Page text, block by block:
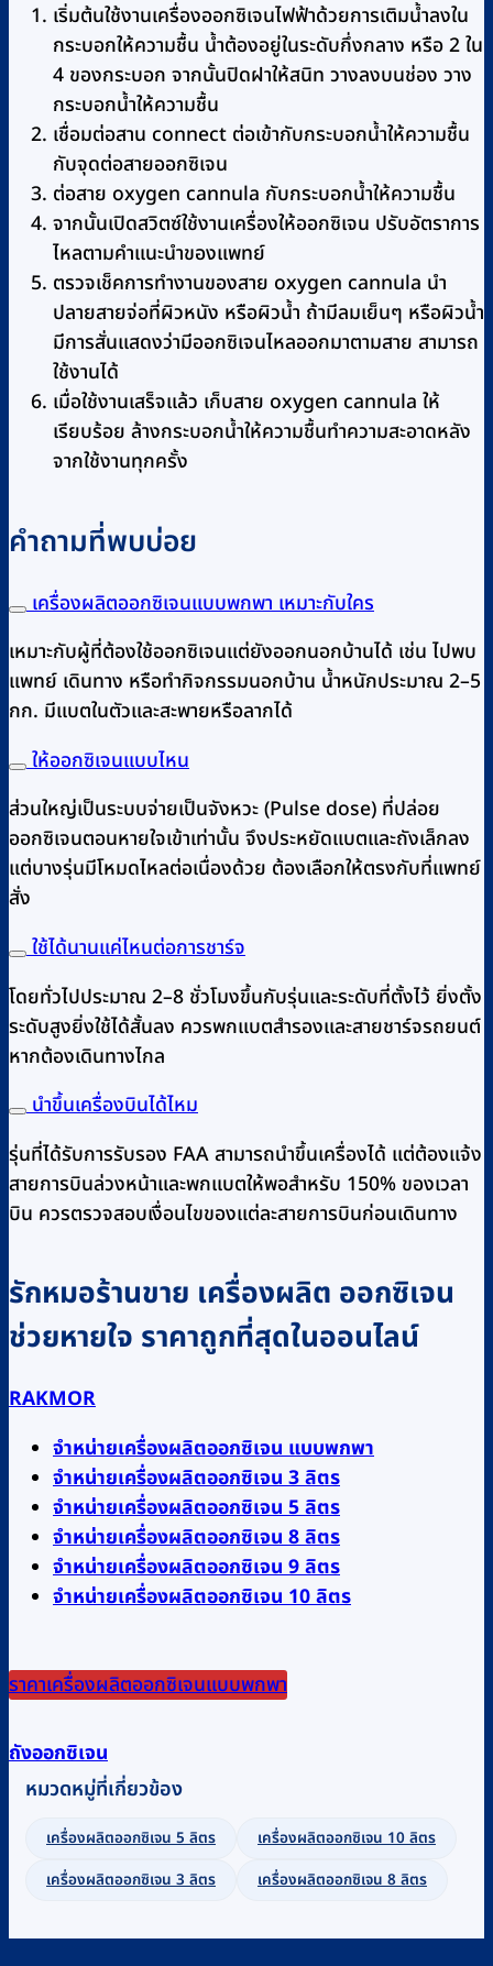
เริ่มต้นใช้งานเครื่องออกซิเจนไฟฟ้าด้วยการเติมน้ำลงใน
กระบอกให้ความชื้น น้ำต้องอยู่ในระดับกึ่งกลาง หรือ 2 ใน
4 ของกระบอก จากนั้นปิดฝาให้สนิท วางลงบนช่อง วาง
กระบอกน้ำให้ความชื้น
เชื่อมต่อสาน connect ต่อเข้ากับกระบอกน้ำให้ความชื้น
กับจุดต่อสายออกซิเจน
ต่อสาย oxygen cannula กับกระบอกน้ำให้ความชื้น
จากนั้นเปิดสวิตซ์ใช้งานเครื่องให้ออกซิเจน ปรับอัตราการ
ไหลตามคำแนะนำของแพทย์
ตรวจเช็คการทำงานของสาย oxygen cannula นำ
ปลายสายจ่อที่ผิวหนัง หรือผิวน้ำ ถ้ามีลมเย็นๆ หรือผิวน้ำ
มีการสั่นแสดงว่ามีออกซิเจนไหลออกมาตามสาย สามารถ
ใช้งานได้
เมื่อใช้งานเสร็จแล้ว เก็บสาย oxygen cannula ให้
เรียบร้อย ล้างกระบอกน้ำให้ความชื้นทำความสะอาดหลัง
จากใช้งานทุกครั้ง
คำถามที่พบบ่อย
เครื่องผลิตออกซิเจนแบบพกพา เหมาะกับใคร
เหมาะกับผู้ที่ต้องใช้ออกซิเจนแต่ยังออกนอกบ้านได้ เช่น ไปพบ
แพทย์ เดินทาง หรือทำกิจกรรมนอกบ้าน น้ำหนักประมาณ 2–5
กก. มีแบตในตัวและสะพายหรือลากได้
ให้ออกซิเจนแบบไหน
ส่วนใหญ่เป็นระบบจ่ายเป็นจังหวะ (Pulse dose) ที่ปล่อย
ออกซิเจนตอนหายใจเข้าเท่านั้น จึงประหยัดแบตและถังเล็กลง
แต่บางรุ่นมีโหมดไหลต่อเนื่องด้วย ต้องเลือกให้ตรงกับที่แพทย์
สั่ง
ใช้ได้นานแค่ไหนต่อการชาร์จ
โดยทั่วไปประมาณ 2–8 ชั่วโมงขึ้นกับรุ่นและระดับที่ตั้งไว้ ยิ่งตั้ง
ระดับสูงยิ่งใช้ได้สั้นลง ควรพกแบตสำรองและสายชาร์จรถยนต์
หากต้องเดินทางไกล
นำขึ้นเครื่องบินได้ไหม
รุ่นที่ได้รับการรับรอง FAA สามารถนำขึ้นเครื่องได้ แต่ต้องแจ้ง
สายการบินล่วงหน้าและพกแบตให้พอสำหรับ 150% ของเวลา
บิน ควรตรวจสอบเงื่อนไขของแต่ละสายการบินก่อนเดินทาง
รักหมอร้านขาย เครื่องผลิต ออกซิเจน
ช่วยหายใจ ราคาถูกที่สุดในออนไลน์
RAKMOR
จำหน่ายเครื่องผลิตออกซิเจน แบบพกพา
จำหน่ายเครื่องผลิตออกซิเจน 3 ลิตร
จำหน่ายเครื่องผลิตออกซิเจน 5 ลิตร
จำหน่ายเครื่องผลิตออกซิเจน 8 ลิตร
จำหน่ายเครื่องผลิตออกซิเจน 9 ลิตร
จำหน่ายเครื่องผลิตออกซิเจน 10 ลิตร
ราคาเครื่องผลิตออกซิเจนแบบพกพา
ถังออกซิเจน
หมวดหมู่ที่เกี่ยวข้อง
เครื่องผลิตออกซิเจน 5 ลิตร
เครื่องผลิตออกซิเจน 10 ลิตร
เครื่องผลิตออกซิเจน 3 ลิตร
เครื่องผลิตออกซิเจน 8 ลิตร